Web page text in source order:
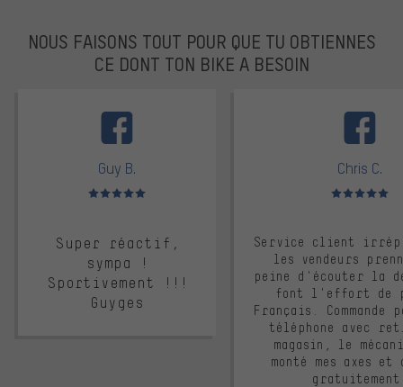
NOUS FAISONS TOUT POUR QUE TU OBTIENNES
CE DONT TON BIKE A BESOIN
Guy B.
Note moyenne : 5 sur 5
Super réactif,
sympa !
Sportivement !!!
Guyges
Chris C.
Note moyenne :
Service client
les vendeurs
peine d'écouter la
font l'effort de
Français. Commande
téléphone avec
magasin, le
monté mes axes et